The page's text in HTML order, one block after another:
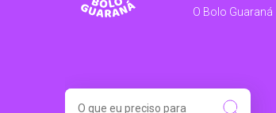
O Bolo Guaraná
SEARCH